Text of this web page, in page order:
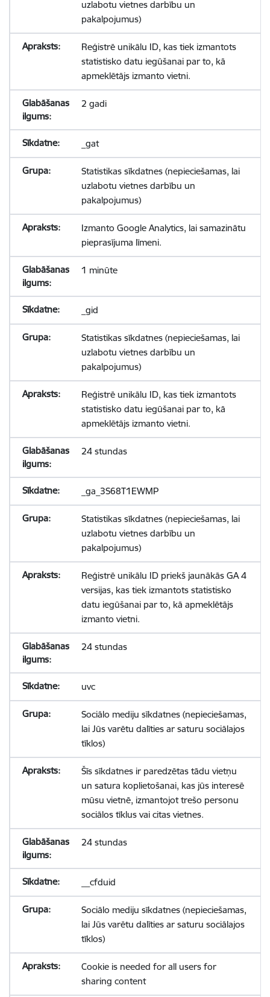
uzlabotu vietnes darbību un
pakalpojumus)
Reģistrē unikālu ID, kas tiek izmantots
statistisko datu iegūšanai par to, kā
apmeklētājs izmanto vietni.
2 gadi
_gat
Statistikas sīkdatnes (nepieciešamas, lai
uzlabotu vietnes darbību un
pakalpojumus)
Izmanto Google Analytics, lai samazinātu
pieprasījuma līmeni.
1 minūte
_gid
Statistikas sīkdatnes (nepieciešamas, lai
uzlabotu vietnes darbību un
pakalpojumus)
Reģistrē unikālu ID, kas tiek izmantots
statistisko datu iegūšanai par to, kā
apmeklētājs izmanto vietni.
24 stundas
_ga_3S68T1EWMP
Statistikas sīkdatnes (nepieciešamas, lai
uzlabotu vietnes darbību un
pakalpojumus)
Reģistrē unikālu ID priekš jaunākās GA 4
versijas, kas tiek izmantots statistisko
datu iegūšanai par to, kā apmeklētājs
izmanto vietni.
24 stundas
uvc
Sociālo mediju sīkdatnes (nepieciešamas,
lai Jūs varētu dalīties ar saturu sociālajos
tīklos)
Šīs sīkdatnes ir paredzētas tādu vietņu
un satura koplietošanai, kas jūs interesē
mūsu vietnē, izmantojot trešo personu
sociālos tīklus vai citas vietnes.
24 stundas
__cfduid
Sociālo mediju sīkdatnes (nepieciešamas,
lai Jūs varētu dalīties ar saturu sociālajos
tīklos)
Cookie is needed for all users for
sharing content